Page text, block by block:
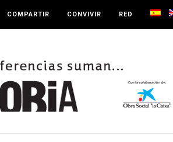
COMPARTIR CONVIVIR RED